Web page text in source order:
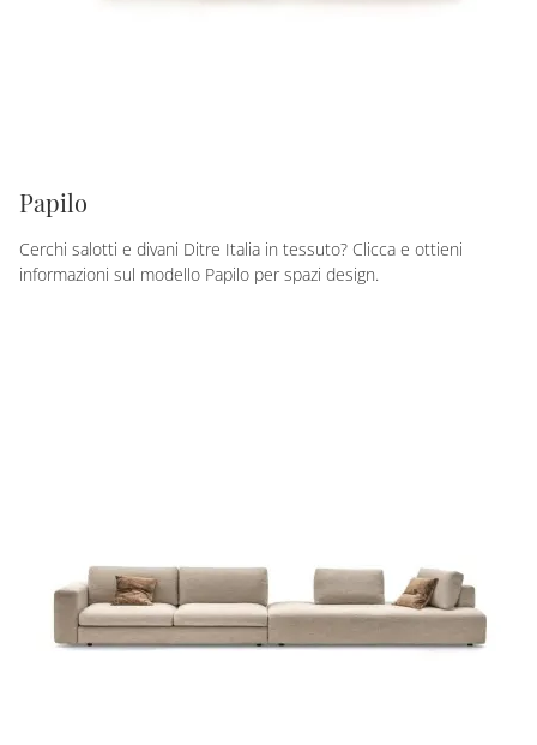
Papilo
Cerchi salotti e divani Ditre Italia in tessuto? Clicca e ottieni
informazioni sul modello Papilo per spazi design.